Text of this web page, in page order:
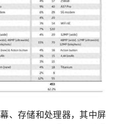
、存储和处理器，其中屏